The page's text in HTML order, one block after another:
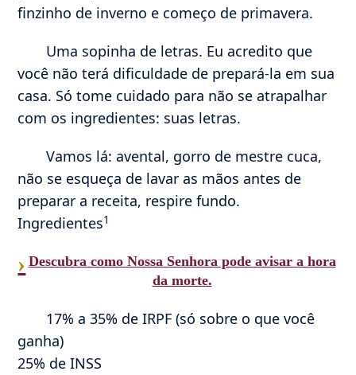
finzinho de inverno e começo de primavera.
Uma sopinha de letras. Eu acredito que
você não terá dificuldade de prepará-la em sua
casa. Só tome cuidado para não se atrapalhar
com os ingredientes: suas letras.
Vamos lá: avental, gorro de mestre cuca,
não se esqueça de lavar as mãos antes de
preparar a receita, respire fundo.
Ingredientes1
› Descubra como Nossa Senhora pode avisar a hora
da morte.
17% a 35% de IRPF (só sobre o que você
ganha)
25% de INSS